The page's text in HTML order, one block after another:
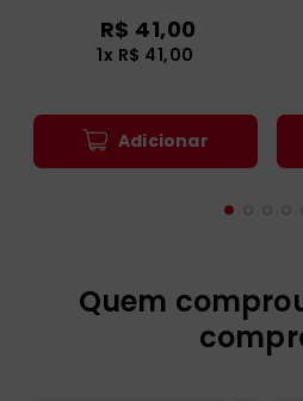
R$ 41,00
1x R$ 41,00
Adicionar
Quem